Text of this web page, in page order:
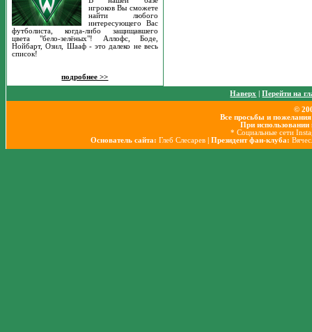
игроков Вы сможете
найти любого
интересующего Вас
футболиста, когда-либо защищавшего
цвета "бело-зелёных"! Аллофс, Боде,
Нойбарт, Озил, Шааф - это далеко не весь
список!
подробнее >>
Наверх |Перейти на
©
Все просьбы и
При использовании
* Социальные сети
Основатель сайта: Глеб Слесарев | Президент фан-клуба: